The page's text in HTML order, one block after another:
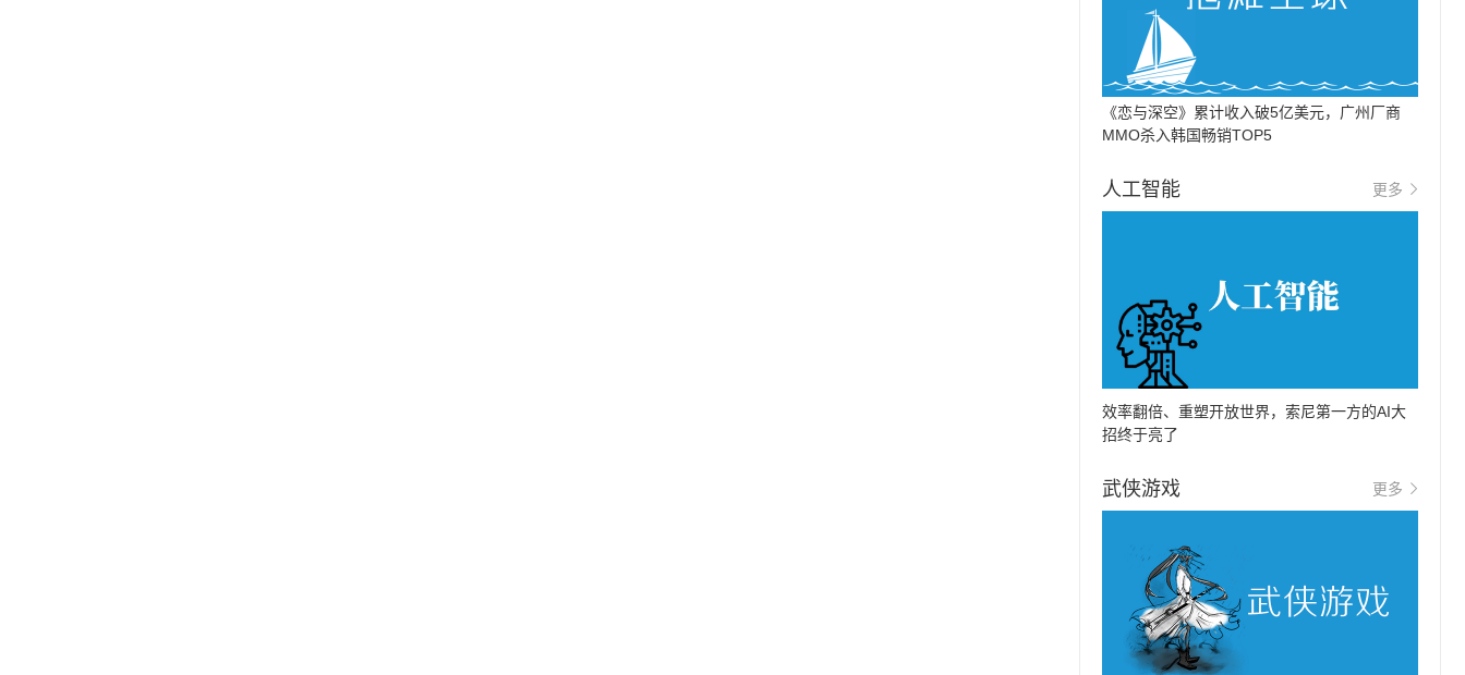
《恋与深空》累计收入破5亿美元，广州厂商
MMO杀入韩国畅销TOP5
人工智能 更多
效率翻倍、重塑开放世界，索尼第一方的AI大
招终于亮了
武侠游戏 更多